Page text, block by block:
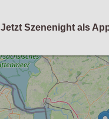
Jetzt Szenenight als